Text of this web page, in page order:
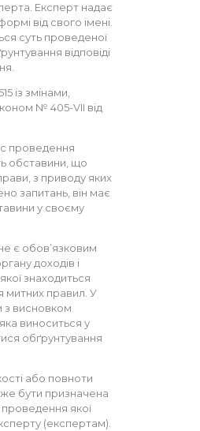
Експерт надає
від свого імені.
суть проведеної
відповіді
із змінами,
№ 405-VII від
проведення
обставини, що
з приводу яких
запитань, він має
у своєму
є обов’язковим
доходів і
знаходиться
митних правил. У
з висновком
виноситься у
обґрунтування
або повноти
бути призначена
якої
(експертам).